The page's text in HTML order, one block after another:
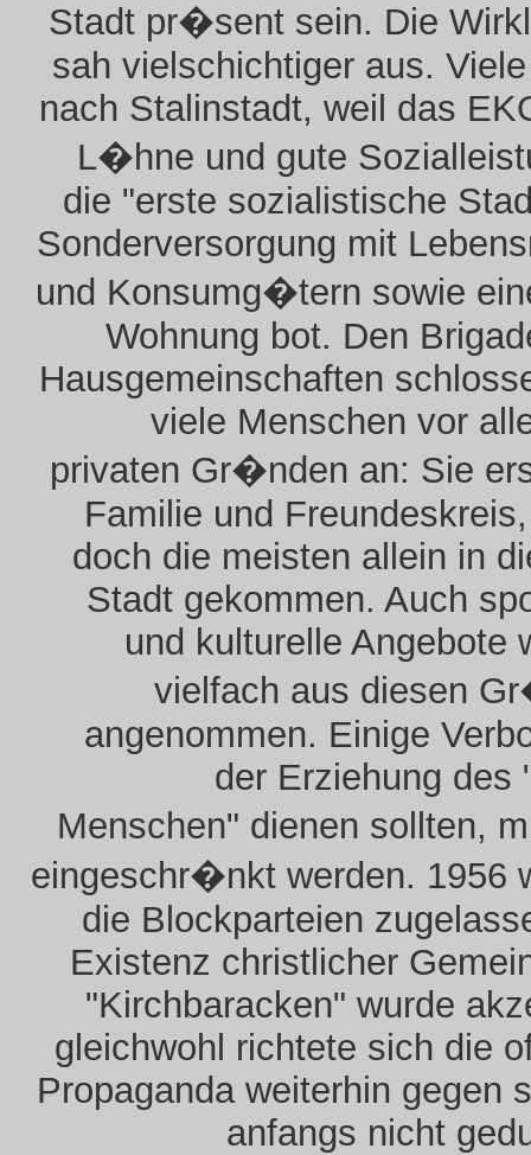
Stadt pr�sent sein. Die
sah vielschichtiger aus.
nach Stalinstadt, weil das
L�hne und gute
die "erste sozialistische
Sonderversorgung mit
und Konsumg�tern sowie
Wohnung bot. Den
Hausgemeinschaften
viele Menschen vor
privaten Gr�nden an: Sie
Familie und
doch die meisten allein in
Stadt gekommen. Auch
und kulturelle Angebote
vielfach aus diesen
angenommen. Einige
der Erziehung des
Menschen" dienen sollten,
eingeschr�nkt werden. 1956
die Blockparteien
Existenz christlicher
"Kirchbaracken" wurde
gleichwohl richtete sich die
Propaganda weiterhin gegen
anfangs nicht